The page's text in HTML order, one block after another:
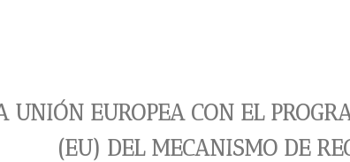
EUROPEA CON EL
(EU) DEL MECANISMO DE